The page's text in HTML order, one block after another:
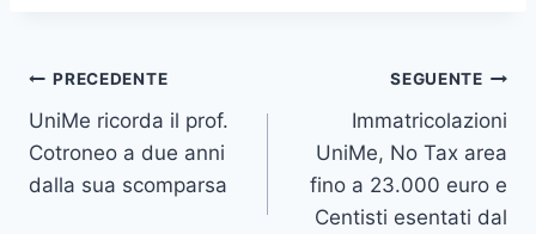
Navigazione
articoli
PRECEDENTE
UniMe ricorda il prof.
Cotroneo a due anni
dalla sua scomparsa
SEGUENTE
Immatricolazioni
UniMe, No Tax area
fino a 23.000 euro e
Centisti esentati dal